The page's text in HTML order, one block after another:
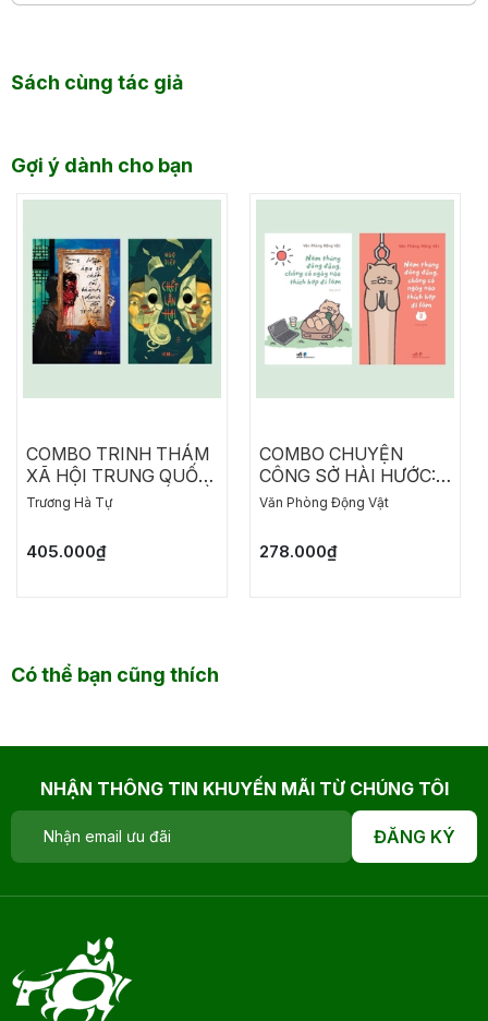
Sách cùng tác giả
Gợi ý dành cho bạn
COMBO TRINH THÁM
XÃ HỘI TRUNG QUỐC:
MỘT HỌA SĨ CHẾT RỒI
LẠI - CHẾT LẦN HAI
Trương Hà Tự
405.000₫
COMBO CHUYỆN
CÔNG SỞ HÀI HƯỚC:
CHO AI GHÉT ĐI LÀM -
ĐẴNG, CHẲNG CÓ
NGÀY NÀO THÍCH
Văn Phòng Động Vật
278.000₫
Có thể bạn cũng thích
NHẬN THÔNG TIN KHUYẾN MÃI TỪ CHÚNG TÔI
ĐĂNG KÝ